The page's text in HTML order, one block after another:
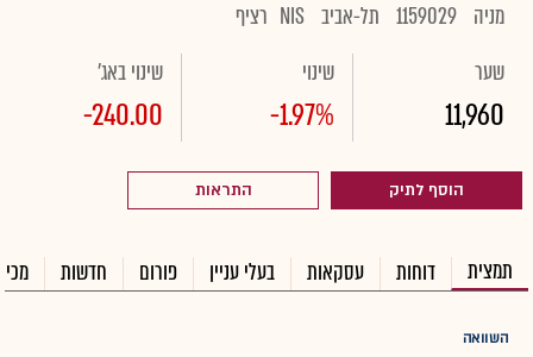
מניה 1159029 תל-אביב NIS רציף
שער
11,960
שינוי
-1.97%
שינוי באג'
-240.00
הוסף לתיק התראות
תמצית דוחות עסקאות בעלי עניין פורום חדשות
השוואה